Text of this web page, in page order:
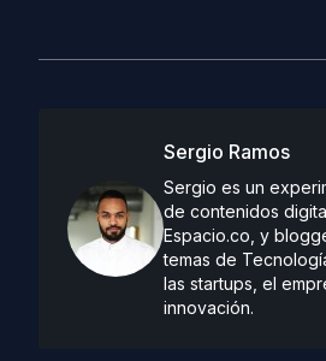
Sergio Ramos
Sergio es un
de contenidos
Espacio.co, y
temas de
las startups, el
innovación.